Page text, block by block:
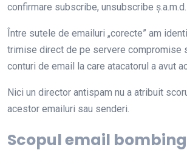
confirmare subscribe, unsubscribe ș.a.m.d.
Între sutele de emailuri „corecte” am
trimise direct de pe servere compromise
conturi de email la care atacatorul a avut
Nici un director antispam nu a atribuit
acestor emailuri sau senderi.
Scopul email